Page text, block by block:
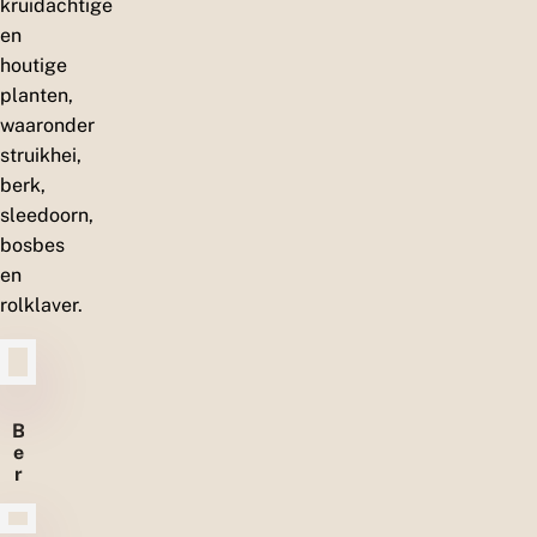
houtige
planten,
waaronder
struikhei,
berk,
sleedoorn,
bosbes
en
rolklaver.
B
r
k